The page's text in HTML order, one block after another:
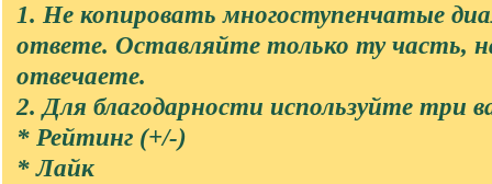
1. Не копировать многоступенчатые
ответе. Оставляйте только ту часть,
отвечаете.
2. Для благодарности используйте три
* Рейтинг (+/-)
* Лайк